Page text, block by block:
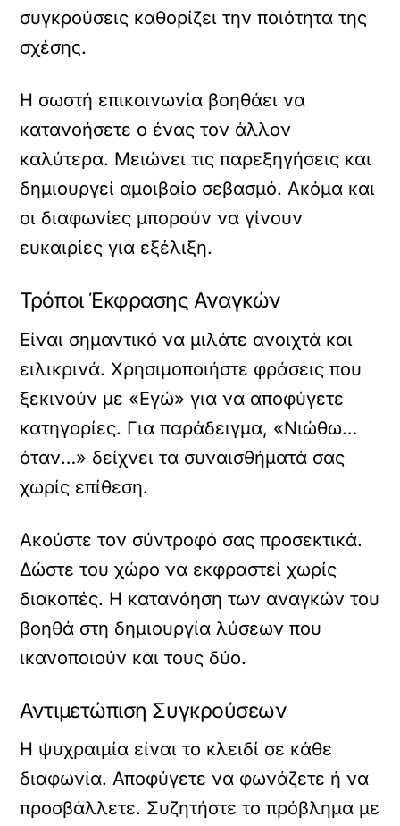
συγκρούσεις καθορίζει την ποιότητα της
σχέσης.
Η σωστή επικοινωνία βοηθάει να
κατανοήσετε ο ένας τον άλλον
καλύτερα. Μειώνει τις παρεξηγήσεις και
δημιουργεί αμοιβαίο σεβασμό. Ακόμα και
οι διαφωνίες μπορούν να γίνουν
ευκαιρίες για εξέλιξη.
Τρόποι Έκφρασης Αναγκών
Είναι σημαντικό να μιλάτε ανοιχτά και
ειλικρινά. Χρησιμοποιήστε φράσεις που
ξεκινούν με «Εγώ» για να αποφύγετε
κατηγορίες. Για παράδειγμα, «Νιώθω…
όταν…» δείχνει τα συναισθήματά σας
χωρίς επίθεση.
Ακούστε τον σύντροφό σας προσεκτικά.
Δώστε του χώρο να εκφραστεί χωρίς
διακοπές. Η κατανόηση των αναγκών του
βοηθά στη δημιουργία λύσεων που
ικανοποιούν και τους δύο.
Αντιμετώπιση Συγκρούσεων
Η ψυχραιμία είναι το κλειδί σε κάθε
διαφωνία. Αποφύγετε να φωνάζετε ή να
προσβάλλετε. Συζητήστε το πρόβλημα με